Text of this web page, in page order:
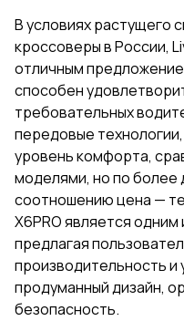
В условиях растущего
кроссоверы в России,
отличным
способен
требовательных
передовые
уровень комфорта,
моделями, но по более
соотношению цена —
X6PRO является
предлагая
производительность и
продуманный дизайн,
безопасность.